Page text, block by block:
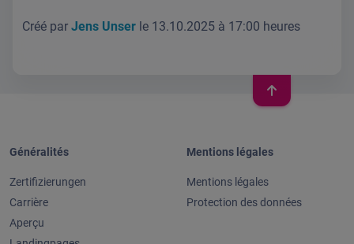
Créé par Jens Unser le 13.10.2025 à 17:00 heures
Généralités
Zertifizierungen
Carrière
Aperçu
Mentions légales
Mentions légales
Protection des données